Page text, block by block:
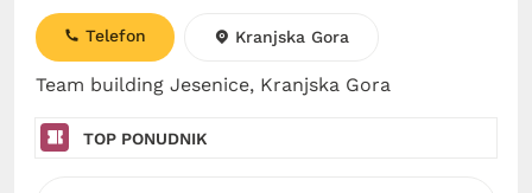
Team building Jesenice, Kranjska Gora
Telefon Kranjska Gora
TOP PONUDNIK